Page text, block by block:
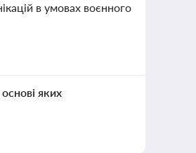
в умовах воєнного
яких